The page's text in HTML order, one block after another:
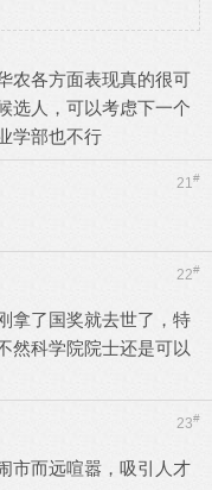
农各方面表现真的很可
选人，可以考虑下一个
学部也不行
21#
22#
拿了国奖就去世了，特
然科学院院士还是可以
23#
市而远喧嚣，吸引人才